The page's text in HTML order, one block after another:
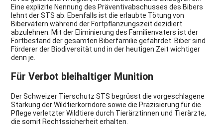
Eine explizite Nennung des Präventivabschusses des Bibers
lehnt der STS ab. Ebenfalls ist die erlaubte Tötung von
Bibervätern während der Fortpflanzungszeit dezidiert
abzulehnen. Mit der Eliminierung des Familienvaters ist der
Fortbestand der gesamten Biberfamilie gefährdet. Biber sind
Förderer der Biodiversität und in der heutigen Zeit wichtiger
denn je.
Für Verbot bleihaltiger Munition
Der Schweizer Tierschutz STS begrüsst die vorgeschlagene
Stärkung der Wildtierkorridore sowie die Präzisierung für die
Pflege verletzter Wildtiere durch Tierärztinnen und Tierärzte,
die somit Rechtssicherheit erhalten.